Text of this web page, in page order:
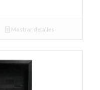
Mostrar detalles